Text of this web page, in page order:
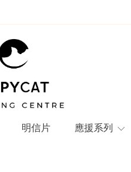
明信片 應援系列